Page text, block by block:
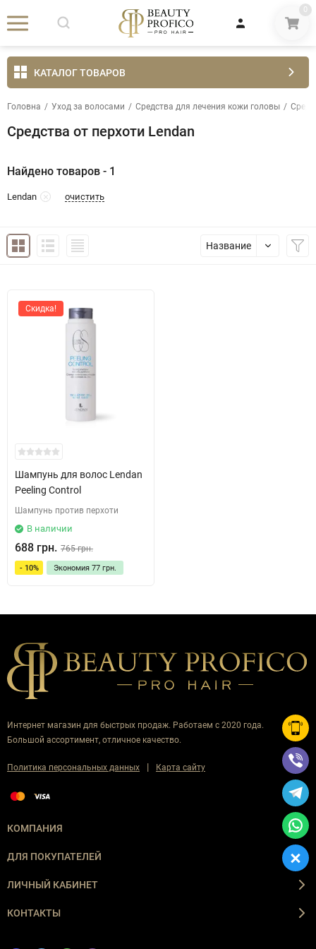
0
КАТАЛОГ ТОВАРОВ
Головна / Уход за волосами / Средства для лечения кожи головы /
Средства от перхоти Lendan
Найдено товаров - 1
Lendan очистить
Название
Скидка!
Шампунь для волос Lendan
Peeling Control
Шампунь против перхоти
В наличии
688 грн. 765 грн.
- 10% Экономия 77 грн.
Интернет магазин для быстрых продаж. Работаем с 2020 года.
Большой ассортимент, отличное качество.
Политика персональных данных | Карта сайту
КОМПАНИЯ
ДЛЯ ПОКУПАТЕЛЕЙ
ЛИЧНЫЙ КАБИНЕТ
КОНТАКТЫ